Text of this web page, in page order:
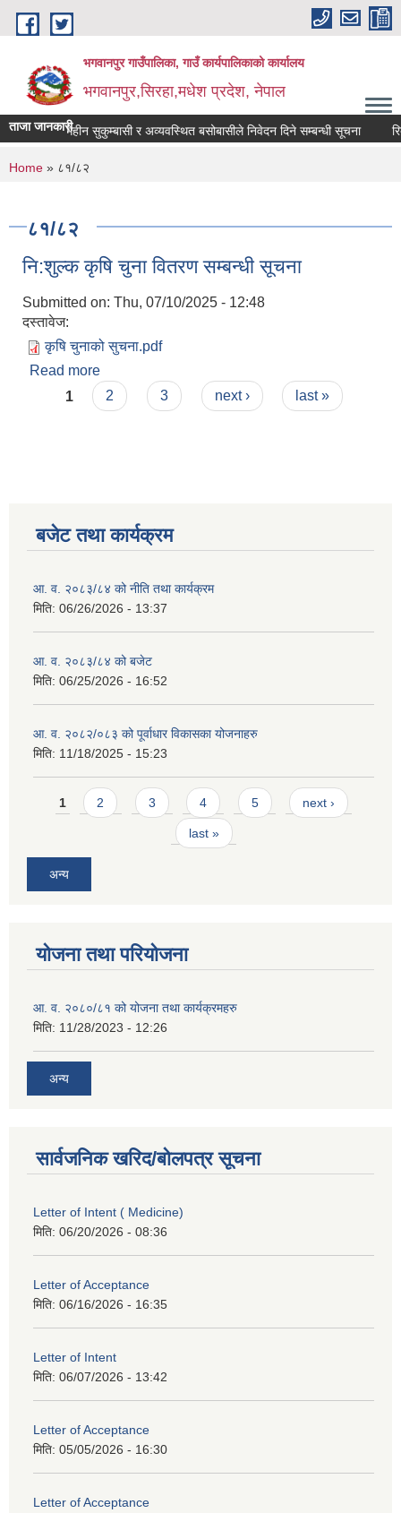
Skip to main content
भगवानपुर गाउँपालिका, गाउँ कार्यपालिकाको कार्यालय
भगवानपुर,सिरहा,मधेश प्रदेश, नेपाल
ताजा जानकारी
दलित . भूमिहीन सुकुम्बासी र अव्यवस्थित बसोबासीले निवेदन दिने सम्बन्धी सूचना
You are here
Home » ८१/८२
८१/८२
नि:शुल्क कृषि चुना वितरण सम्बन्धी सूचना
Submitted on: Thu, 07/10/2025 - 12:48
दस्तावेज:
कृषि चुनाको सुचना.pdf
Read more
Pages
1 2 3 next › last »
बजेट तथा कार्यक्रम
आ. व. २०८३/८४ को नीति तथा कार्यक्रम
मिति: 06/26/2026 - 13:37
आ. व. २०८३/८४ को बजेट
मिति: 06/25/2026 - 16:52
आ. व. २०८२/०८३ को पूर्वाधार विकासका योजनाहरु
मिति: 11/18/2025 - 15:23
Pages
1 2 3 4 5 next ›
last »
अन्य
योजना तथा परियोजना
आ. व. २०८०/८१ को योजना तथा कार्यक्रमहरु
मिति: 11/28/2023 - 12:26
अन्य
सार्वजनिक खरिद/बोलपत्र सूचना
Letter of Intent ( Medicine)
मिति: 06/20/2026 - 08:36
Letter of Acceptance
मिति: 06/16/2026 - 16:35
Letter of Intent
मिति: 06/07/2026 - 13:42
Letter of Acceptance
मिति: 05/05/2026 - 16:30
Letter of Acceptance